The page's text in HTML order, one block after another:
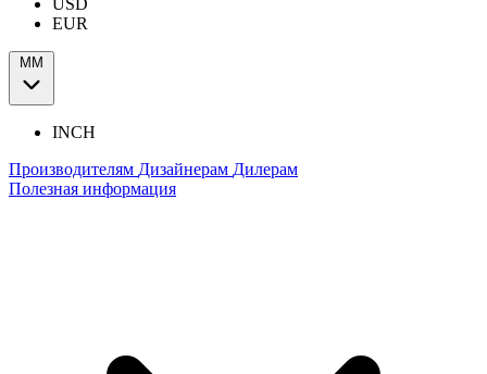
USD
EUR
ММ
INCH
Производителям Дизайнерам Дилерам
Полезная информация